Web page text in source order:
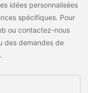
idées personnalisées
spécifiques. Pour
ou contactez-nous
des demandes de